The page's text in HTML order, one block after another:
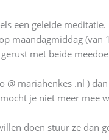
een geleide
maandagmiddag
met beide
@ mariahenkes .nl )
je niet meer mee
doen stuur ze dan